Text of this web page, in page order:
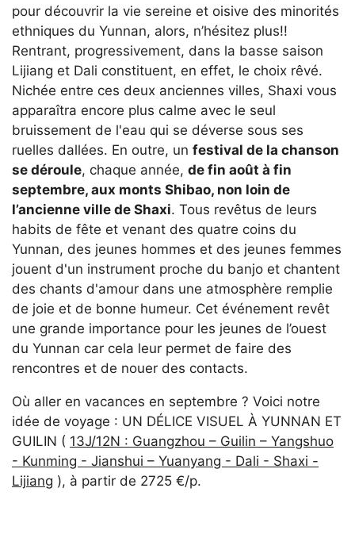
pour découvrir la vie sereine et oisive des minorités
ethniques du Yunnan, alors, n’hésitez plus!!
Rentrant, progressivement, dans la basse saison
Lijiang et Dali constituent, en effet, le choix rêvé.
Nichée entre ces deux anciennes villes, Shaxi vous
apparaîtra encore plus calme avec le seul
bruissement de l'eau qui se déverse sous ses
ruelles dallées. En outre, un festival de la chanson
se déroule, chaque année, de fin août à fin
septembre, aux monts Shibao, non loin de
l’ancienne ville de Shaxi. Tous revêtus de leurs
habits de fête et venant des quatre coins du
Yunnan, des jeunes hommes et des jeunes femmes
jouent d'un instrument proche du banjo et chantent
des chants d'amour dans une atmosphère remplie
de joie et de bonne humeur. Cet événement revêt
une grande importance pour les jeunes de l’ouest
du Yunnan car cela leur permet de faire des
rencontres et de nouer des contacts.
Où aller en vacances en septembre ? Voici notre
idée de voyage : UN DÉLICE VISUEL À YUNNAN ET
GUILIN ( 13J/12N : Guangzhou – Guilin – Yangshuo
- Kunming - Jianshui – Yuanyang - Dali - Shaxi -
Lijiang ), à partir de 2725 €/p.